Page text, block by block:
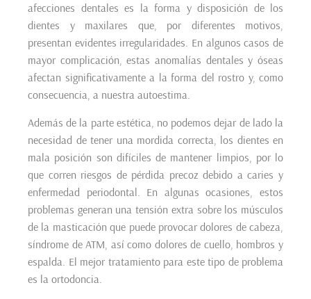
afecciones dentales es la forma y disposición de los
dientes y maxilares que, por diferentes motivos,
presentan evidentes irregularidades. En algunos casos de
mayor complicación, estas anomalías dentales y óseas
afectan significativamente a la forma del rostro y, como
consecuencia, a nuestra autoestima.
Además de la parte estética, no podemos dejar de lado la
necesidad de tener una mordida correcta, los dientes en
mala posición son difíciles de mantener limpios, por lo
que corren riesgos de pérdida precoz debido a caries y
enfermedad periodontal. En algunas ocasiones, estos
problemas generan una tensión extra sobre los músculos
de la masticación que puede provocar dolores de cabeza,
síndrome de ATM, así como dolores de cuello, hombros y
espalda. El mejor tratamiento para este tipo de problema
es la ortodoncia.